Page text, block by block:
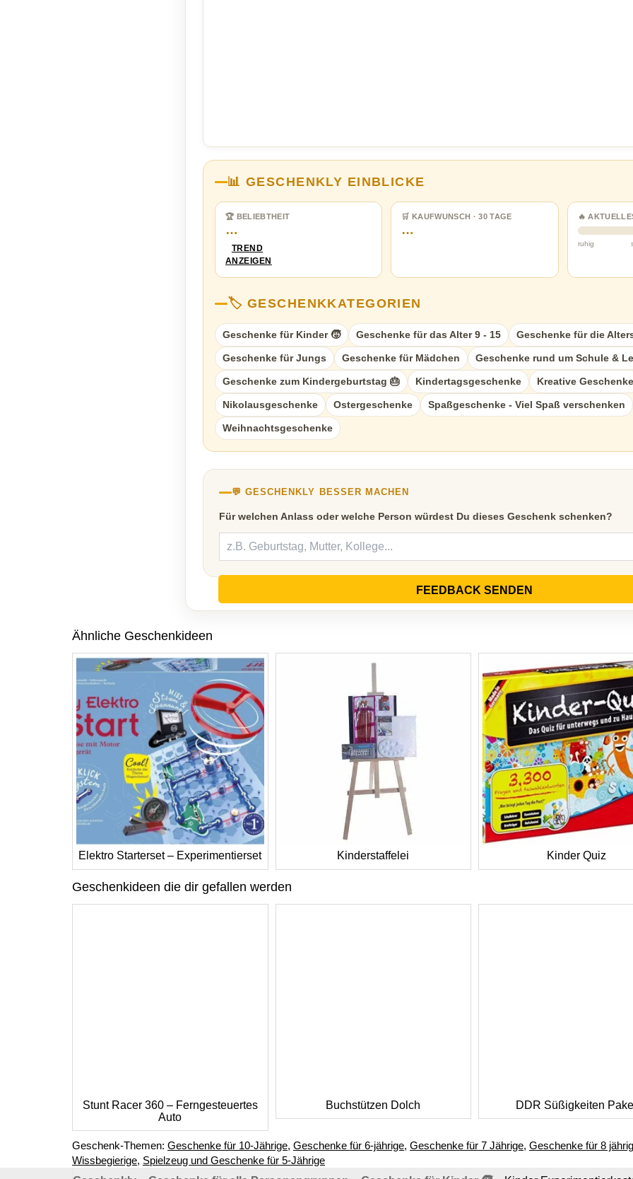
📊 GESCHENKLY EINBLICKE
🏆 BELIEBTHEIT
…
TREND
ANZEIGEN
🛒 KAUFWUNSCH · 30 TAGE
…
🔥
ruhig
🏷️ GESCHENKKATEGORIEN
Geschenke für Kinder 🧒 Geschenke für das Alter 9 - 15 Geschenke für die
Geschenke für Jungs Geschenke für Mädchen Geschenke rund um Schule &
Geschenke zum Kindergeburtstag 🎂 Kindertagsgeschenke Kreative Geschenke
Nikolausgeschenke Ostergeschenke Spaßgeschenke - Viel Spaß verschenken
Weihnachtsgeschenke
💬 GESCHENKLY BESSER MACHEN
Für welchen Anlass oder welche Person würdest Du dieses Geschenk schenken?
FEEDBACK SENDEN
Ähnliche Geschenkideen
Elektro Starterset – Experimentierset Kinderstaffelei Kinder Quiz
Geschenkideen die dir gefallen werden
Stunt Racer 360 – Ferngesteuertes
Auto
Buchstützen Dolch DDR Süßigkeiten
Geschenk-Themen: Geschenke für 10-Jährige, Geschenke für 6-jährige, Geschenke für 7 Jährige, Geschenke für 8
Wissbegierige, Spielzeug und Geschenke für 5-Jährige